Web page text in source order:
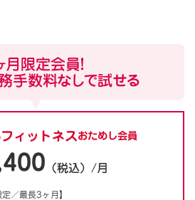
月限定会員！
手数料なしで試せる
ィットネス おためし会員
（税込）/月
／最長3ヶ月】